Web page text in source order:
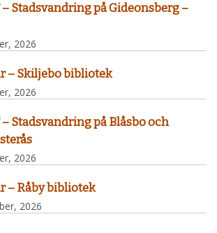
– Stadsvandring på Gideonsberg –
2026
– Skiljebo bibliotek
2026
– Stadsvandring på Blåsbo och
2026
– Råby bibliotek
2026